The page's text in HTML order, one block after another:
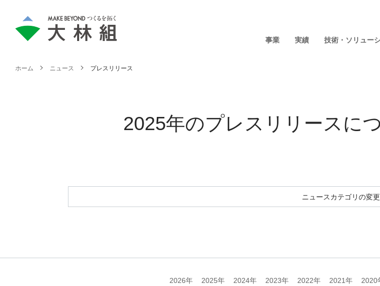
事業 実績 技術・ソリュー
ホーム ニュース プレスリリース
2025年のプレスリリースに
ニュースカテゴリの変更
2026年 2025年 2024年 2023年 2022年 2021年 2020